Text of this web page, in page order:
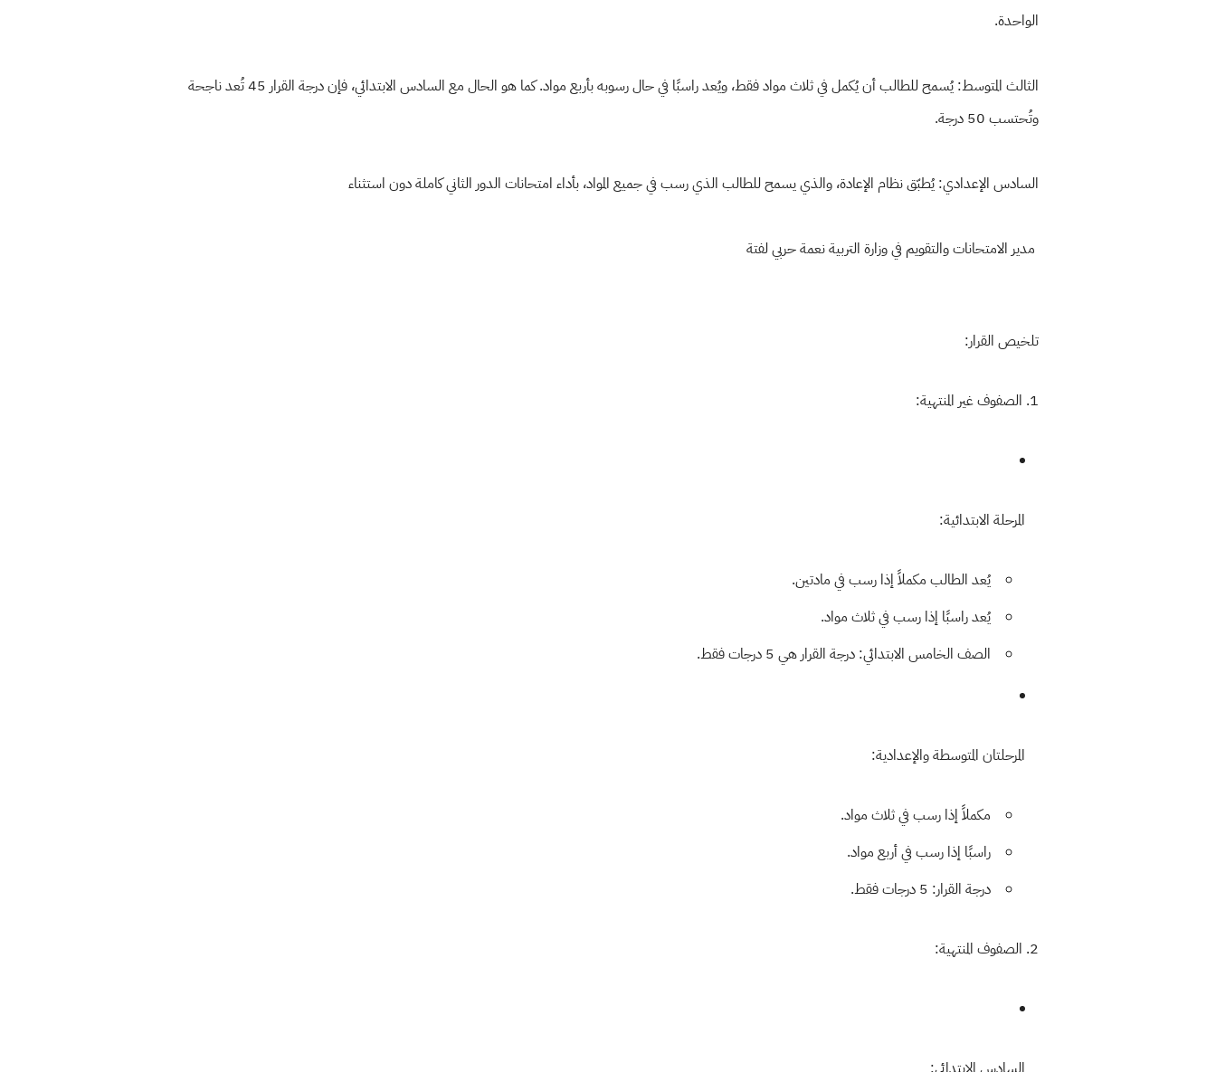
الواحدة.
الثالث المتوسط: يُسمح للطالب أن يُكمل في ثلاث مواد فقط، ويُعد راسبًا في حال رسوبه بأربع مواد. كما هو الحال مع السادس الابتدائي، فإن درجة القرار 45 تُعد ناجحة
وتُحتسب 50 درجة.
السادس الإعدادي: يُطبّق نظام الإعادة، والذي يسمح للطالب الذي رسب في جميع المواد، بأداء امتحانات الدور الثاني كاملة دون استثناء
مدير الامتحانات والتقويم في وزارة التربية نعمة حربي لفتة
تلخيص القرار:
1. الصفوف غير المنتهية:
المرحلة الابتدائية:
يُعد الطالب مكملاً إذا رسب في مادتين.
يُعدراسبًا إذا رسب فيثلاث مواد.
الصف الخامس الابتدائي: درجة القرار هي 5 درجات فقط .
المرحلتان المتوسطة والإعدادية:
مكملاً إذا رسب فيثلاث مواد.
راسبًا إذا رسب فيأربع مواد.
درجة القرار: 5 درجات فقط .
2. الصفوف المنتهية: